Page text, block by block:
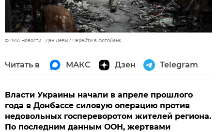
© РИА Новости . Дэн Леви Перейти в фотобанк
Читать в МАКС Дзен Telegram
Власти Украины начали в апреле прошлого
года в Донбассе силовую операцию против
недовольных госпереворотом жителей региона.
По последним данным ООН, жертвами